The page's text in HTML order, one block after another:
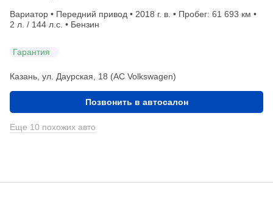
Вариатор • Передний привод • 2018 г. в. • Пробег: 61 693 км •
2 л. / 144 л.с. • Бензин
Гарантия
Казань, ул. Даурская, 18 (АС Volkswagen)
Позвонить в автосалон
Еще 10 похожих авто